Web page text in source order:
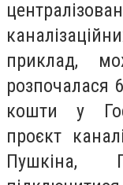
приклад,
розпочалася
кошти у
проєкт
Пушкіна,